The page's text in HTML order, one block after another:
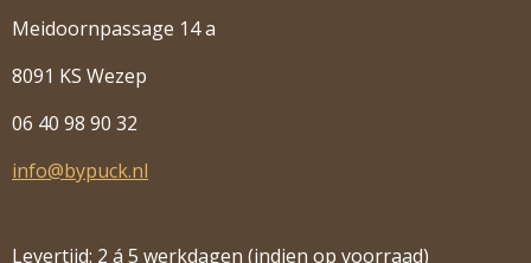
Meidoornpassage 14 a
8091 KS Wezep
06 40 98 90 32
info@bypuck.nl
Levertijd: 2 á 5 werkdagen (indien op voorraad)